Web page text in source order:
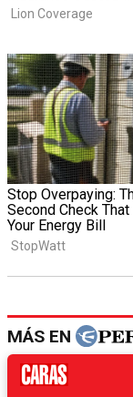
MÁS EN